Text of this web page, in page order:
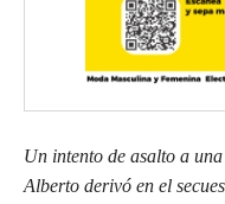
Un intento de asalto a
Alberto derivó en el